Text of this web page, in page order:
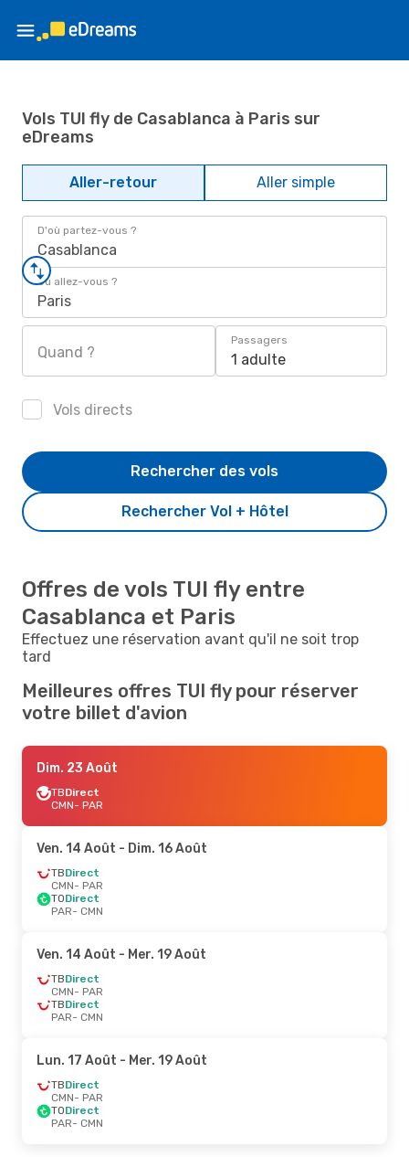
Vols TUI fly de Casablanca à Paris sur
eDreams
Aller-retour Aller simple
D'où partez-vous ?
Casablanca
Où allez-vous ?
Paris
Quand ?
Passagers
1 adulte
Vols directs
Rechercher Vol + Hôtel
Rechercher des vols
Offres de vols TUI fly entre
Casablanca et Paris
Effectuez une réservation avant qu'il ne soit trop
tard
Meilleures offres TUI fly pour réserver
votre billet d'avion
Dim. 23 Août
TBDirect
CMN- PAR
Ven. 14 Août - Dim. 16 Août
TBDirect
CMN- PAR
TODirect
PAR- CMN
Ven. 14 Août - Mer. 19 Août
TBDirect
CMN- PAR
TBDirect
PAR- CMN
Lun. 17 Août - Mer. 19 Août
TBDirect
CMN- PAR
TODirect
PAR- CMN